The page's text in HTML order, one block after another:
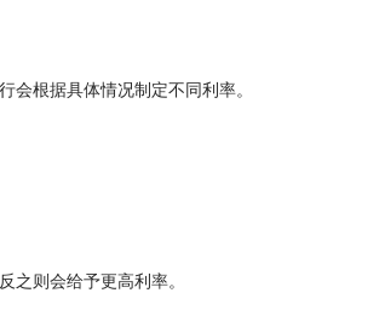
根据具体情况制定不同利率。
则会给予更高利率。